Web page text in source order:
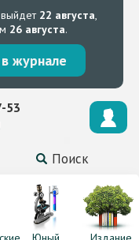
22 августа,
26 августа.
журнале
Поиск
53